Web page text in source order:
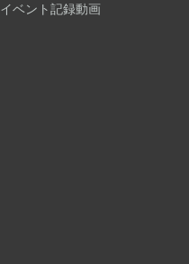
イベント記録動画